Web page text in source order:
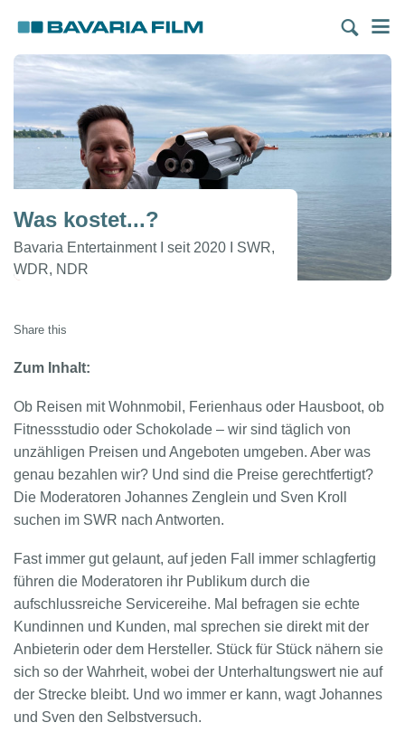
zum
Inhalt
Was kostet...?
Bavaria Entertainment I seit 2020 I SWR,
WDR, NDR
Share this
Zum Inhalt:
Ob Reisen mit Wohnmobil, Ferienhaus oder Hausboot, ob
Fitnessstudio oder Schokolade – wir sind täglich von
unzähligen Preisen und Angeboten umgeben. Aber was
genau bezahlen wir? Und sind die Preise gerechtfertigt?
Die Moderatoren Johannes Zenglein und Sven Kroll
suchen im SWR nach Antworten.
Fast immer gut gelaunt, auf jeden Fall immer schlagfertig
führen die Moderatoren ihr Publikum durch die
aufschlussreiche Servicereihe. Mal befragen sie echte
Kundinnen und Kunden, mal sprechen sie direkt mit der
Anbieterin oder dem Hersteller. Stück für Stück nähern sie
sich so der Wahrheit, wobei der Unterhaltungswert nie auf
der Strecke bleibt. Und wo immer er kann, wagt Johannes
und Sven den Selbstversuch.